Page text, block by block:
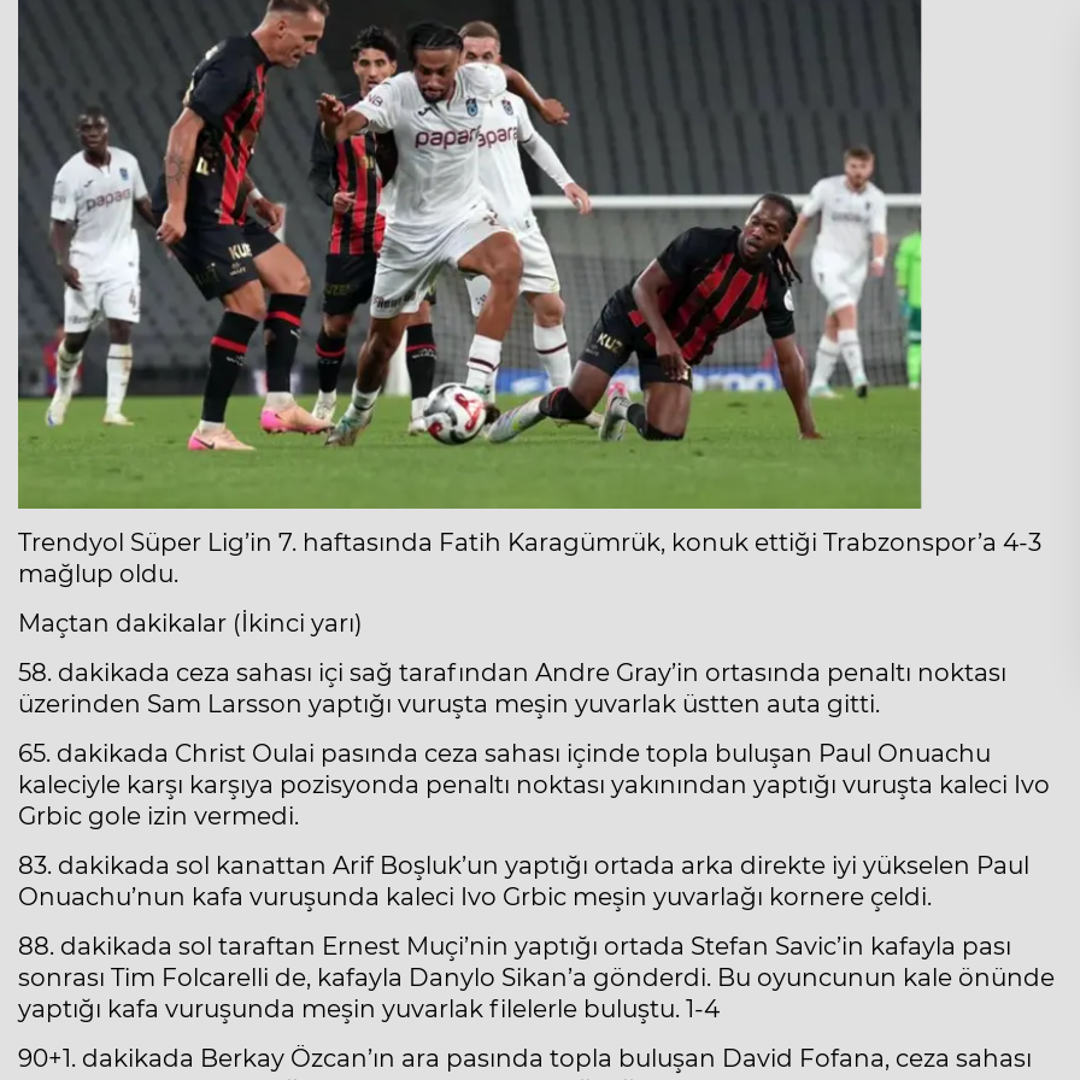
Trendyol Süper Lig’in 7. haftasında Fatih Karagümrük, konuk ettiği Trabzonspor’a 4-3
mağlup oldu.
Maçtan dakikalar (İkinci yarı)
58. dakikada ceza sahası içi sağ tarafından Andre Gray’in ortasında penaltı noktası
üzerinden Sam Larsson yaptığı vuruşta meşin yuvarlak üstten auta gitti.
65. dakikada Christ Oulai pasında ceza sahası içinde topla buluşan Paul Onuachu
kaleciyle karşı karşıya pozisyonda penaltı noktası yakınından yaptığı vuruşta kaleci Ivo
Grbic gole izin vermedi.
83. dakikada sol kanattan Arif Boşluk’un yaptığı ortada arka direkte iyi yükselen Paul
Onuachu’nun kafa vuruşunda kaleci Ivo Grbic meşin yuvarlağı kornere çeldi.
88. dakikada sol taraftan Ernest Muçi’nin yaptığı ortada Stefan Savic’in kafayla pası
sonrası Tim Folcarelli de, kafayla Danylo Sikan’a gönderdi. Bu oyuncunun kale önünde
yaptığı kafa vuruşunda meşin yuvarlak filelerle buluştu. 1-4
90+1. dakikada Berkay Özcan’ın ara pasında topla buluşan David Fofana, ceza sahası